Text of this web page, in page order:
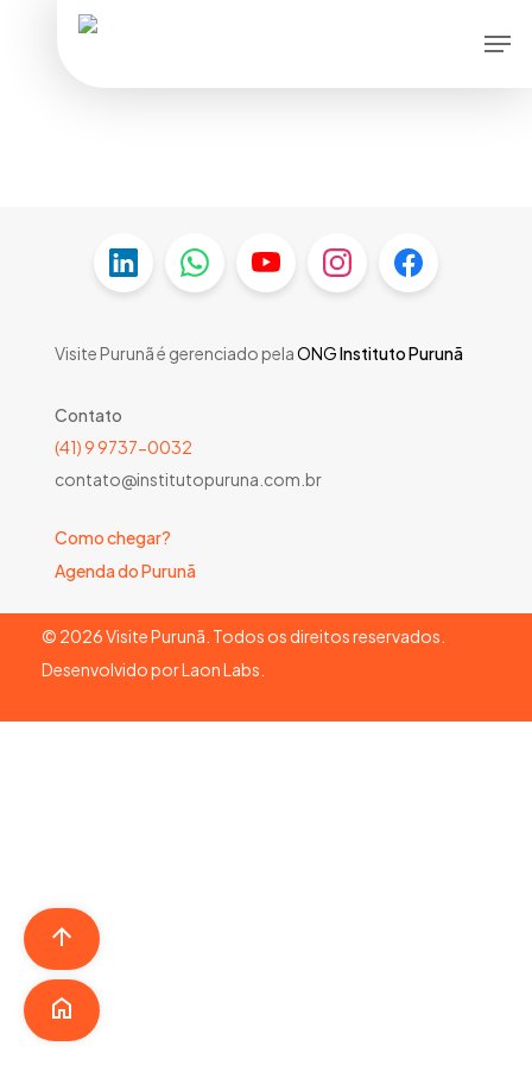
Visite Purunã é gerenciado pelaONGInstituto Purunã
Contato
(41) 9 9737-0032
contato@institutopuruna.com.br
Como chegar?
Agenda do Purunã
© 2026Visite Purunã. Todos os direitos reservados.
Desenvolvido porLaon Labs